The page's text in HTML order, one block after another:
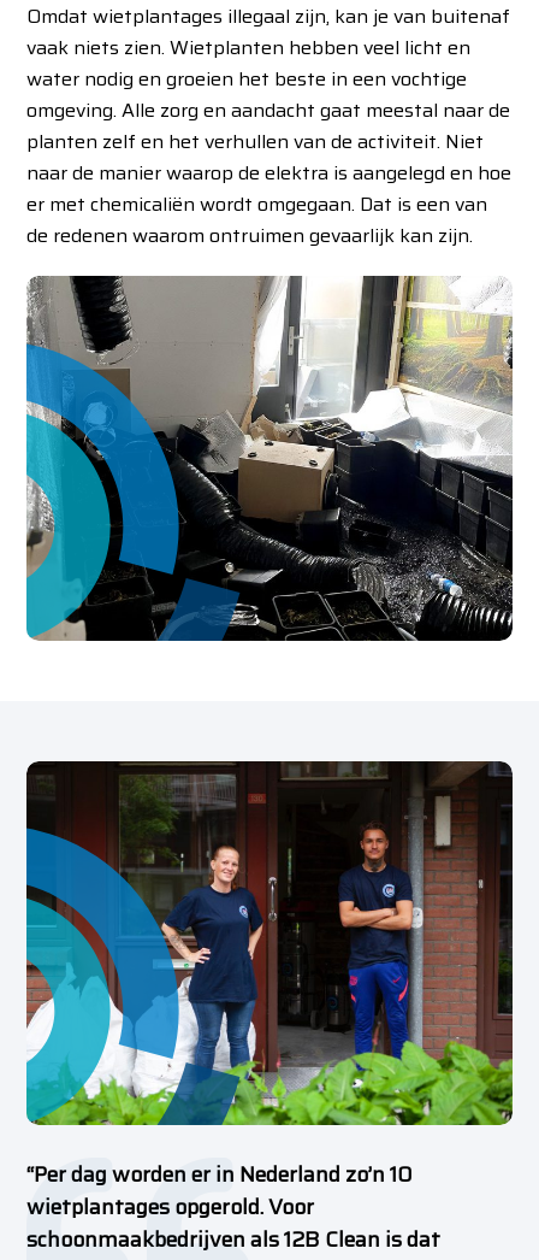
Omdat wietplantages illegaal zijn, kan je van buitenaf
vaak niets zien. Wietplanten hebben veel licht en
water nodig en groeien het beste in een vochtige
omgeving. Alle zorg en aandacht gaat meestal naar de
planten zelf en het verhullen van de activiteit. Niet
naar de manier waarop de elektra is aangelegd en hoe
er met chemicaliën wordt omgegaan. Dat is een van
de redenen waarom ontruimen gevaarlijk kan zijn.
“Per dag worden er in Nederland zo’n 10
wietplantages opgerold. Voor
schoonmaakbedrijven als 12B Clean is dat